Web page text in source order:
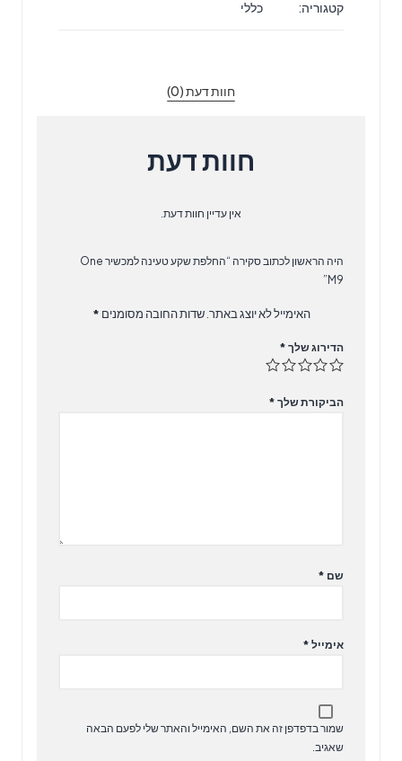
טעינה
קטגוריה: כללי
חוות דעת (0)
חוות דעת
אין עדיין חוות דעת.
היה הראשון לכתוב סקירה “החלפת שקע טעינה למכשיר One
M9”
האימייל לא יוצג באתר. שדות החובה מסומנים *
הדירוג שלך *
הביקורת שלך *
שם *
אימייל *
שמור בדפדפן זה את השם, האימייל והאתר שלי לפעם הבאה
שאגיב.